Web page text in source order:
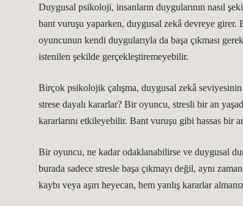
Duygusal psikoloji, insanların duygularının nasıl
bant vuruşu yaparken, duygusal zekâ devreye girer.
oyuncunun kendi duygularıyla da başa çıkması
istenilen şekilde gerçekleştiremeyebilir.
Birçok psikolojik çalışma, duygusal zekâ
strese dayalı kararlar? Bir oyuncu, stresli bir an
kararlarını etkileyebilir. Bant vuruşu gibi hassas bir
Bir oyuncu, ne kadar odaklanabilirse ve duygusal
burada sadece stresle başa çıkmayı değil, aynı
kaybı veya aşırı heyecan, hem yanlış kararlar